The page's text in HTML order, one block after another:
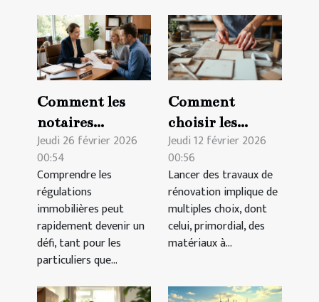
Comment les
notaires
facilitent la
compréhension
des régulations
immobilières ?
Jeudi 26 février 2026
00:54
Comprendre les
régulations
immobilières peut
rapidement devenir un
défi, tant pour les
particuliers que...
Comment
choisir les
meilleurs
matériaux pour
vos travaux de
rénovation ?
Jeudi 12 février 2026
00:56
Lancer des travaux de
rénovation implique de
multiples choix, dont
celui, primordial, des
matériaux à...